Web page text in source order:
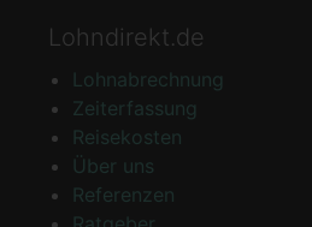
Lohndirekt.de
Lohnabrechnung
Zeiterfassung
Reisekosten
Über uns
Referenzen